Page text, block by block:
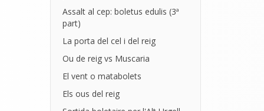
Assalt al cep: boletus edulis (3ª
part)
La porta del cel i del reig
Ou de reig vs Muscaria
El vent o matabolets
Els ous del reig